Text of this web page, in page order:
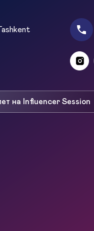
на Influencer Session